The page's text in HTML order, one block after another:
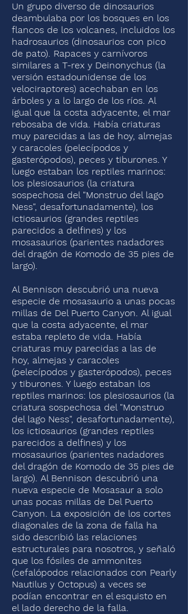
Un grupo diverso de dinosaurios
deambulaba por los bosques en los
flancos de los volcanes, incluidos los
hadrosaurios (dinosaurios con pico
de pato). Rapaces y carnívoros
similares a T-rex y Deinonychus (la
versión estadounidense de los
velociraptores) acechaban en los
árboles y a lo largo de los ríos. Al
igual que la costa adyacente, el mar
rebosaba de vida. Había criaturas
muy parecidas a las de hoy, almejas
y caracoles (pelecípodos y
gasterópodos), peces y tiburones. Y
luego estaban los reptiles marinos:
los plesiosaurios (la criatura
sospechosa del "Monstruo del lago
Ness", desafortunadamente), los
ictiosaurios (grandes reptiles
parecidos a delfines) y los
mosasaurios (parientes nadadores
del dragón de Komodo de 35 pies de
largo).
Al Bennison descubrió una nueva
especie de mosasaurio a unas pocas
millas de Del Puerto Canyon. Al igual
que la costa adyacente, el mar
estaba repleto de vida. Había
criaturas muy parecidas a las de
hoy, almejas y caracoles
(pelecípodos y gasterópodos), peces
y tiburones. Y luego estaban los
reptiles marinos: los plesiosaurios (la
criatura sospechosa del "Monstruo
del lago Ness", desafortunadamente),
los ictiosaurios (grandes reptiles
parecidos a delfines) y los
mosasaurios (parientes nadadores
del dragón de Komodo de 35 pies de
largo). Al Bennison descubrió una
nueva especie de Mosasaur a solo
unas pocas millas de Del Puerto
Canyon. La exposición de los cortes
diagonales de la zona de falla ha
sido describió las relaciones
estructurales para nosotros, y señaló
que los fósiles de ammonites
(cefalópodos relacionados con Pearly
Nautilus y Octopus) a veces se
podían encontrar en el esquisto en
el lado derecho de la falla.